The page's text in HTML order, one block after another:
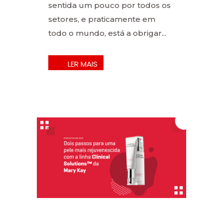
sentida um pouco por todos os
setores, e praticamente em
todo o mundo, está a obrigar...